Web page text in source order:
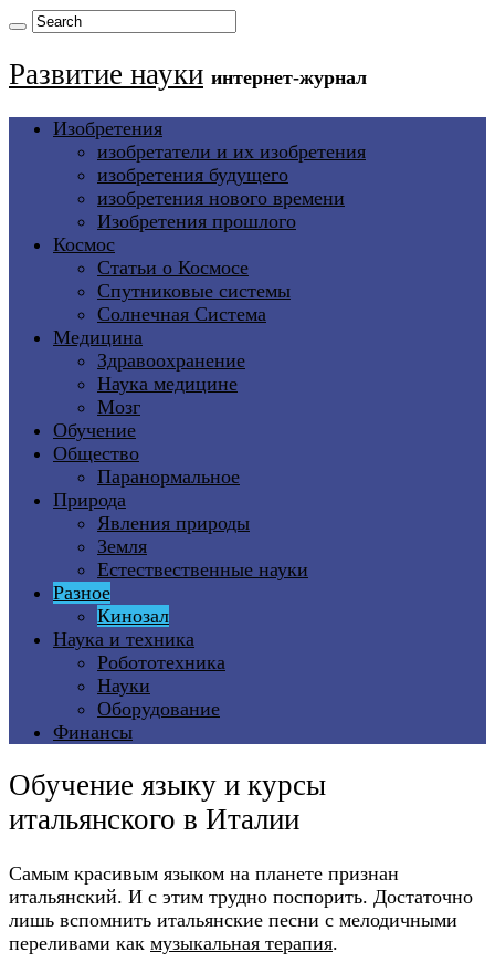
Развитие науки интернет-журнал
Изобретения
изобретатели и их изобретения
изобретения будущего
изобретения нового времени
Изобретения прошлого
Космос
Статьи о Космосе
Спутниковые системы
Солнечная Система
Медицина
Здравоохранение
Наука медицине
Мозг
Обучение
Общество
Паранормальное
Природа
Явления природы
Земля
Естествественные науки
Разное
Кинозал
Наука и техника
Робототехника
Науки
Оборудование
Финансы
Обучение языку и курсы
итальянского в Италии
Самым красивым языком на планете признан
итальянский. И с этим трудно поспорить. Достаточно
лишь вспомнить итальянские песни с мелодичными
переливами как музыкальная терапия.